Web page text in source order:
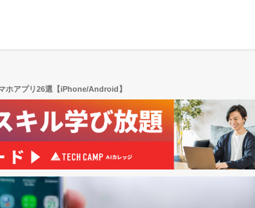
ホアプリ26選【iPhone/Android】